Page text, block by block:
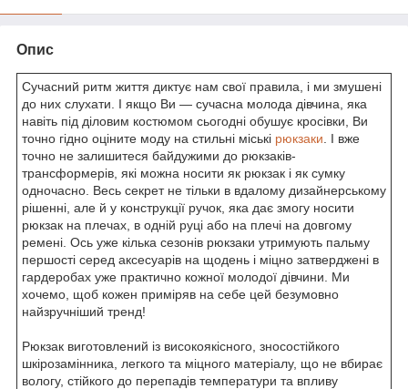
Опис
Сучасний ритм життя диктує нам свої правила, і ми змушені
до них слухати. І якщо Ви — сучасна молода дівчина, яка
навіть під діловим костюмом сьогодні обушує кросівки, Ви
точно гідно оціните моду на стильні міські рюкзаки . І вже
точно не залишитеся байдужими до рюкзаків-
трансформерів, які можна носити як рюкзак і як сумку
одночасно. Весь секрет не тільки в вдалому дизайнерському
рішенні, але й у конструкції ручок, яка дає змогу носити
рюкзак на плечах, в одній руці або на плечі на довгому
ремені. Ось уже кілька сезонів рюкзаки утримують пальму
першості серед аксесуарів на щодень і міцно затверджені в
гардеробах уже практично кожної молодої дівчини. Ми
хочемо, щоб кожен приміряв на себе цей безумовно
найзручніший тренд!
Рюкзак виготовлений із високоякісного, зносостійкого
шкірозамінника, легкого та міцного матеріалу, що не вбирає
вологу, стійкого до перепадів температури та впливу